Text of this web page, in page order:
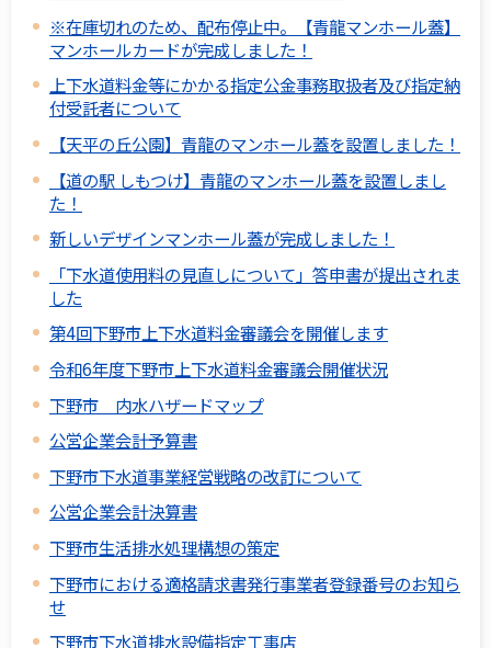
※在庫切れのため、配布停止中。【青龍マンホール蓋】
マンホールカードが完成しました！
上下水道料金等にかかる指定公金事務取扱者及び指定納
付受託者について
【天平の丘公園】青龍のマンホール蓋を設置しました！
【道の駅 しもつけ】青龍のマンホール蓋を設置しまし
た！
新しいデザインマンホール蓋が完成しました！
「下水道使用料の見直しについて」答申書が提出されま
した
第4回下野市上下水道料金審議会を開催します
令和6年度下野市上下水道料金審議会開催状況
下野市 内水ハザードマップ
公営企業会計予算書
下野市下水道事業経営戦略の改訂について
公営企業会計決算書
下野市生活排水処理構想の策定
下野市における適格請求書発行事業者登録番号のお知ら
せ
下野市下水道排水設備指定工事店